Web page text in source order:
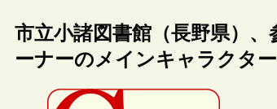
市立小諸図書館（長野県）
ーナーのメインキャラクタ